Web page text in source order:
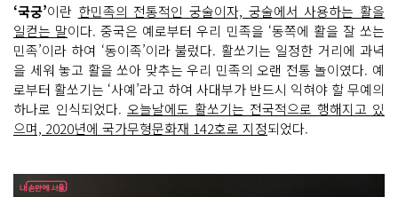
‘국궁’이란 한민족의 전통적인 궁술이자, 궁술에서 사용하는 활을
일컫는 말이다. 중국은 예로부터 우리 민족을 ‘동쪽에 활을 잘 쏘는
민족’이라 하여 ‘동이족’이라 불렀다. 활쏘기는 일정한 거리에 과녁
을 세워 놓고 활을 쏘아 맞추는 우리 민족의 오랜 전통 놀이였다. 예
로부터 활쏘기는 ‘사예’라고 하여 사대부가 반드시 익혀야 할 무예의
하나로 인식되었다. 오늘날에도 활쏘기는 전국적으로 행해지고 있
으며, 2020년에 국가무형문화재 142호로 지정되었다.